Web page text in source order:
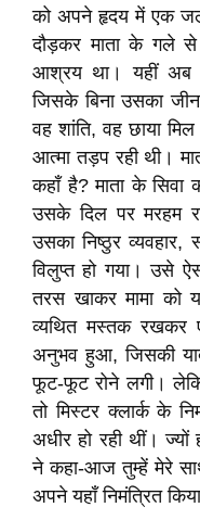
को अपने हृदय में एक
दौड़कर माता के गले
आश्रय था। यहीं अब
जिसके बिना उसका
वह शांति, वह छाया
आत्मा तड़प रही थी।
कहाँ है? माता के
उसके दिल पर मरहम
उसका निष्ठुर
विलुप्त हो गया। उसे
तरस खाकर मामा को
व्यथित मस्तक रखकर
अनुभव हुआ, जिसकी
फूट-फूट रोने लगी।
तो मिस्टर क्लार्क के
अधीर हो रही थीं।
ने कहा-आज तुम्हें मेरे
अपने यहाँ निमंत्रित